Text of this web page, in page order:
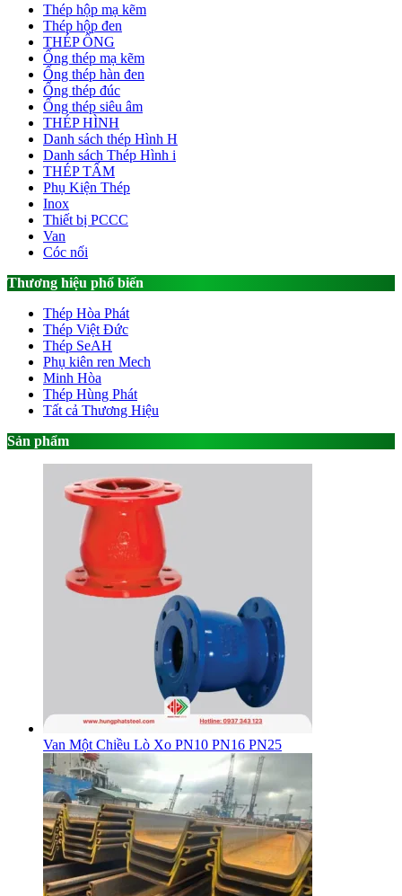
Thép hộp mạ kẽm
Thép hộp đen
THÉP ỐNG
Ống thép mạ kẽm
Ống thép hàn đen
Ống thép đúc
Ống thép siêu âm
THÉP HÌNH
Danh sách thép Hình H
Danh sách Thép Hình i
THÉP TẤM
Phụ Kiện Thép
Inox
Thiết bị PCCC
Van
Cóc nối
Thương hiệu phổ biến
Thép Hòa Phát
Thép Việt Đức
Thép SeAH
Phụ kiên ren Mech
Minh Hòa
Thép Hùng Phát
Tất cả Thương Hiệu
Sản phẩm
Van Một Chiều Lò Xo PN10 PN16 PN25